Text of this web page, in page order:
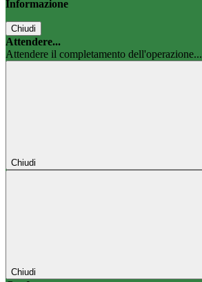
Informazione
Chiudi
Attendere...
Attendere il completamento dell'operazione...
Chiudi
Chiudi